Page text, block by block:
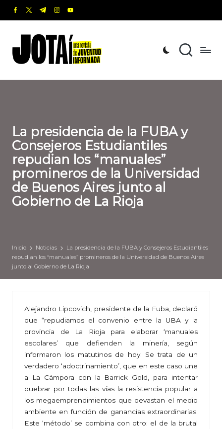
Saltar
contenido
facebook.com
twitter.com
t.me instagram.com
youtube.com
o
t
revista
de
Informada
La presidencia de la FUBA y
Consejeros Estudiantiles
repudian los “manuales”
promineros de la Universidad
de Buenos Aires junto al
Gobierno de La Rioja
Inicio Noticias
La presidencia de la FUBA y Consejeros Estudiantiles
repudian los “manuales” promineros de la Universidad de Buenos Aires
junto al Gobierno de La Rioja
Alejandro Lipcovich, presidente de la Fuba, declaró
que “repudiamos el convenio entre la UBA y la
provincia de La Rioja para elaborar ‘manuales
escolares’ que defienden la minería, según
informaron los matutinos de hoy. Se trata de un
verdadero ‘adoctrinamiento’, que en este caso une
a La Cámpora con la Barrick Gold, para intentar
quebrar por todas las vías la resistencia popular a
los megaemprendimientos que devastan el medio
ambiente en función de ganancias extraordinarias.
Este ‘método’ se combina con otro: el de la brutal